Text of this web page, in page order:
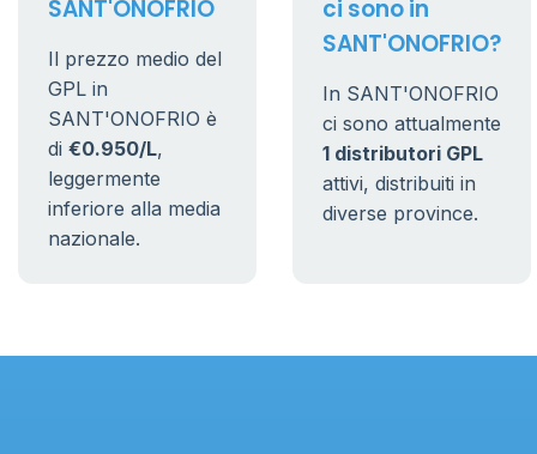
SANT'ONOFRIO
Il prezzo medio del
GPL in
SANT'ONOFRIO è
di €0.950/L,
leggermente
inferiore alla media
nazionale.
ci sono in
SANT'ONOFRIO?
In SANT'ONOFRIO
ci sono attualmente
1 distributori GPL
attivi, distribuiti in
diverse province.